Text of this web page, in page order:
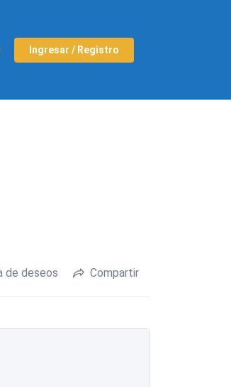
Ingresar / Registro
de deseos Compartir